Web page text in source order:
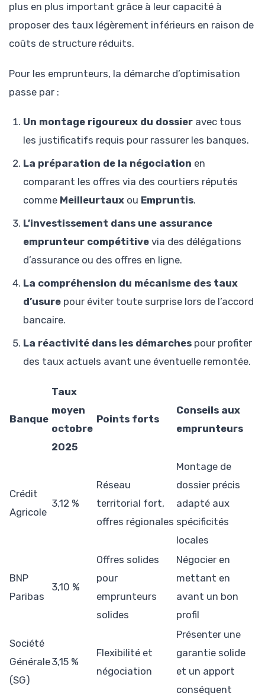
plus en plus important grâce à leur capacité à
proposer des taux légèrement inférieurs en raison de
coûts de structure réduits.
Pour les emprunteurs, la démarche d’optimisation
passe par :
Un montage rigoureux du dossier avec tous
les justificatifs requis pour rassurer les banques.
La préparation de la négociation en
comparant les offres via des courtiers réputés
comme Meilleurtaux ou Empruntis.
L’investissement dans une assurance
emprunteur compétitive via des délégations
d’assurance ou des offres en ligne.
La compréhension du mécanisme des taux
d’usure pour éviter toute surprise lors de l’accord
bancaire.
La réactivité dans les démarches pour profiter
des taux actuels avant une éventuelle remontée.
Banque
Taux
moyen
octobre
2025
Points forts
Conseils aux
emprunteurs
Crédit
Agricole
3,12 %
Réseau
territorial fort,
offres régionales
Montage de
dossier précis
adapté aux
spécificités
locales
BNP
Paribas
3,10 %
Offres solides
pour
emprunteurs
solides
Négocier en
mettant en
avant un bon
profil
Société
Générale
(SG)
3,15 %
Flexibilité et
négociation
Présenter une
garantie solide
et un apport
conséquent